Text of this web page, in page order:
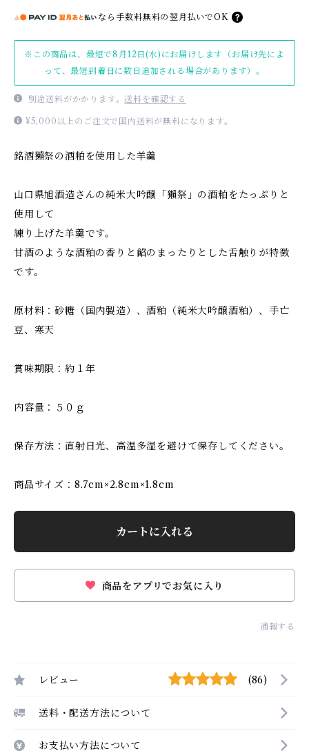
なら 手数料無料の 翌月払いでOK
※この商品は、最短で8月12日(水)にお届けします（お届け先によ
って、最短到着日に数日追加される場合があります）。
別途送料がかかります。送料を確認する
¥5,000以上のご注文で国内送料が無料になります。
銘酒獺祭の酒粕を使用した羊羹
山口県旭酒造さんの純米大吟醸「獺祭」の酒粕をたっぷりと
使用して
練り上げた羊羹です。
甘酒のような酒粕の香りと餡のまったりとした舌触りが特徴
です。
原材料：砂糖（国内製造）、酒粕（純米大吟醸酒粕）、手亡
豆、寒天
賞味期限：約１年
内容量：５０ｇ
保存方法：直射日光、高温多湿を避けて保存してください。
商品サイズ：8.7cm×2.8cm×1.8cm
カートに入れる
商品をアプリでお気に入り
通報する
レビュー (86)
送料・配送方法について
お支払い方法について